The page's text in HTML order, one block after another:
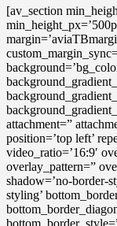
[av_section
attachment=”
position=’top left’
video_ratio=’16:9′
overlay_pattern=”
shadow=’no-border-
styling’